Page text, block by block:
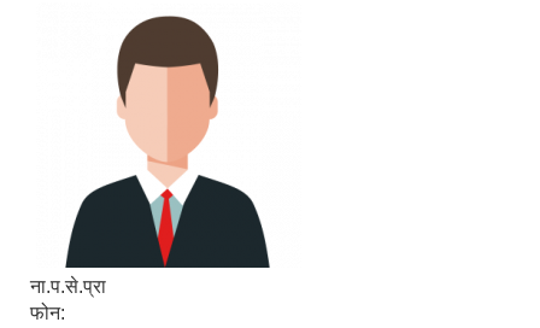
ना.प.से.प्रा
फोन: